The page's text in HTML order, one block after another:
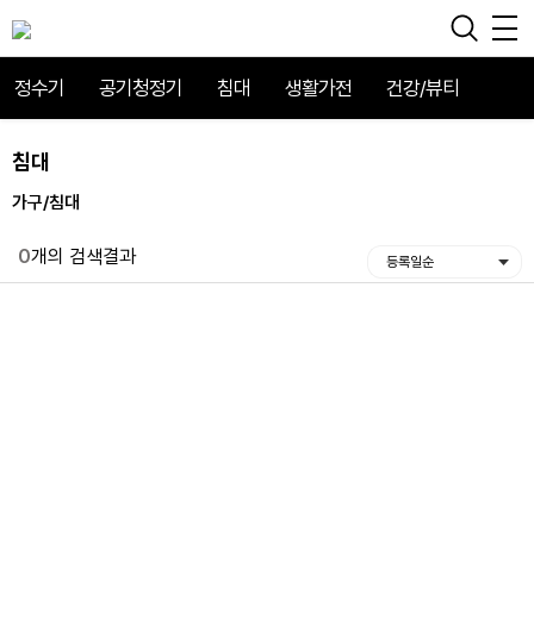
정수기 공기청정기 침대 생활가전 건강/뷰티
침대
가구/침대
0개의 검색결과 등록일순